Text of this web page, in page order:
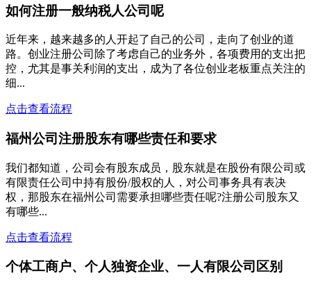
如何注册一般纳税人公司呢
近年来，越来越多的人开起了自己的公司，走向了创业的道
路。创业注册公司除了考虑自己的业务外，各项费用的支出把
控，尤其是事关利润的支出，成为了各位创业老板重点关注的
细...
点击查看流程
福州公司注册股东有哪些责任和要求
我们都知道，公司会有股东成员，股东就是在股份有限公司或
有限责任公司中持有股份/股权的人，对公司事务具有表决
权，那股东在福州公司需要承担哪些责任呢?注册公司股东又
有哪些...
点击查看流程
个体工商户、个人独资企业、一人有限公司区别